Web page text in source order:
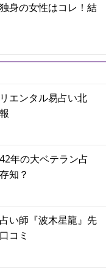
身の女性はコレ！結
エンタル易占い北
年の大ベテラン占
知？
い師『波木星龍』先
コミ